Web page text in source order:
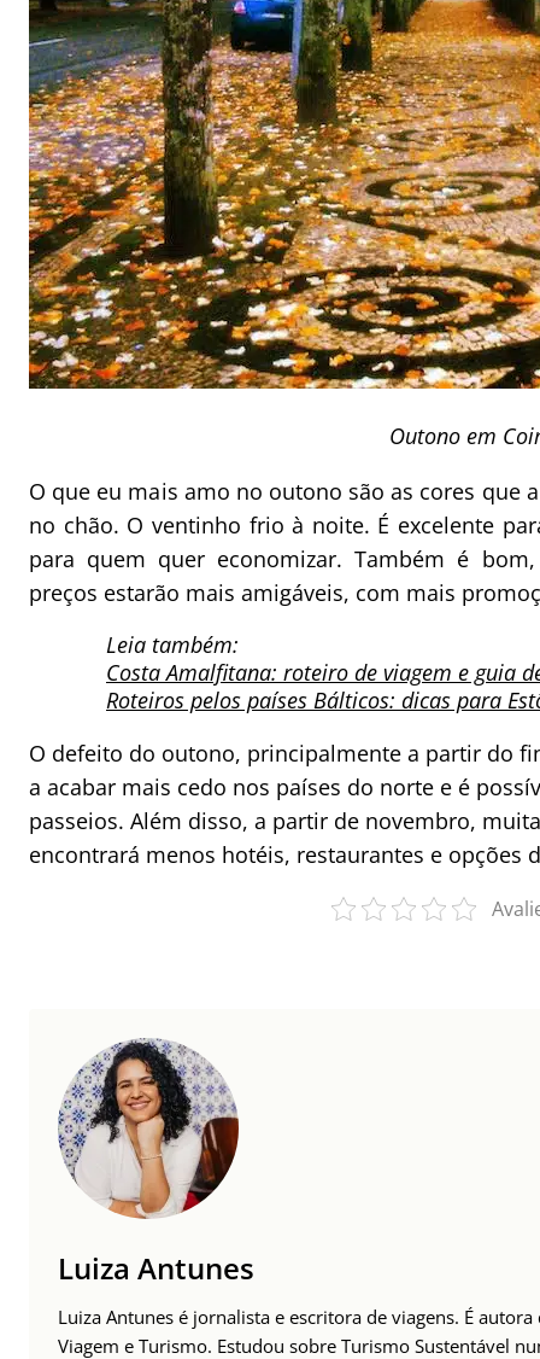
Outono em
O que eu mais amo no outono são as cores que
no chão. O ventinho frio à noite. É excelente
para quem quer economizar. Também é
preços estarão mais amigáveis, com mais
Leia também:
Costa Amalfitana: roteiro de viagem e guia
Roteiros pelos países Bálticos: dicas para
O defeito do outono, principalmente a partir do
a acabar mais cedo nos países do norte e é
passeios. Além disso, a partir de novembro,
encontrará menos hotéis, restaurantes e opções
Luiza Antunes
Luiza Antunes é jornalista e escritora de viagens. É
Viagem e Turismo. Estudou sobre Turismo Sustentável